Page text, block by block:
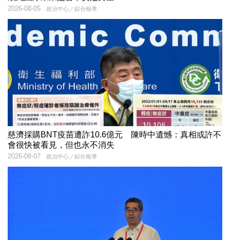
政治中心／綜合報導
2026-08-05
慈濟採購BNT疫苗遭詐10.6億元 陳時中遺憾：真相或許不
會很快被看見，但也永不消失
政治中心／綜合報導
2026-08-07